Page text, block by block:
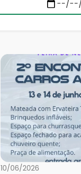
10/06/2026